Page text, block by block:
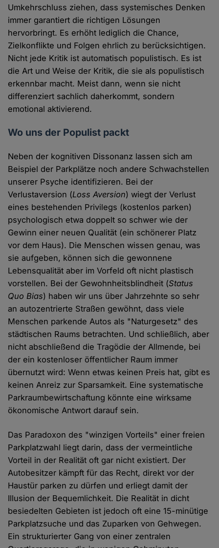
Umkehrschluss ziehen, dass systemisches Denken
immer garantiert die richtigen Lösungen
hervorbringt. Es erhöht lediglich die Chance,
Zielkonflikte und Folgen ehrlich zu berücksichtigen.
Nicht jede Kritik ist automatisch populistisch. Es ist
die Art und Weise der Kritik, die sie als populistisch
erkennbar macht. Meist dann, wenn sie nicht
differenziert sachlich daherkommt, sondern
emotional aktivierend.
Wo uns der Populist packt
Neben der kognitiven Dissonanz lassen sich am
Beispiel der Parkplätze noch andere Schwachstellen
unserer Psyche identifizieren. Bei der
Verlustaversion (Loss Aversion) wiegt der Verlust
eines bestehenden Privilegs (kostenlos parken)
psychologisch etwa doppelt so schwer wie der
Gewinn einer neuen Qualität (ein schönerer Platz
vor dem Haus). Die Menschen wissen genau, was
sie aufgeben, können sich die gewonnene
Lebensqualität aber im Vorfeld oft nicht plastisch
vorstellen. Bei der Gewohnheitsblindheit (Status
Quo Bias) haben wir uns über Jahrzehnte so sehr
an autozentrierte Straßen gewöhnt, dass viele
Menschen parkende Autos als "Naturgesetz" des
städtischen Raums betrachten. Und schließlich, aber
nicht abschließend die Tragödie der Allmende, bei
der ein kostenloser öffentlicher Raum immer
übernutzt wird: Wenn etwas keinen Preis hat, gibt es
keinen Anreiz zur Sparsamkeit. Eine systematische
Parkraumbewirtschaftung könnte eine wirksame
ökonomische Antwort darauf sein.
Das Paradoxon des "winzigen Vorteils" einer freien
Parkplatzwahl liegt darin, dass der vermeintliche
Vorteil in der Realität oft gar nicht existiert. Der
Autobesitzer kämpft für das Recht, direkt vor der
Haustür parken zu dürfen und erliegt damit der
Illusion der Bequemlichkeit. Die Realität in dicht
besiedelten Gebieten ist jedoch oft eine 15-minütige
Parkplatzsuche und das Zuparken von Gehwegen.
Ein strukturierter Gang von einer zentralen